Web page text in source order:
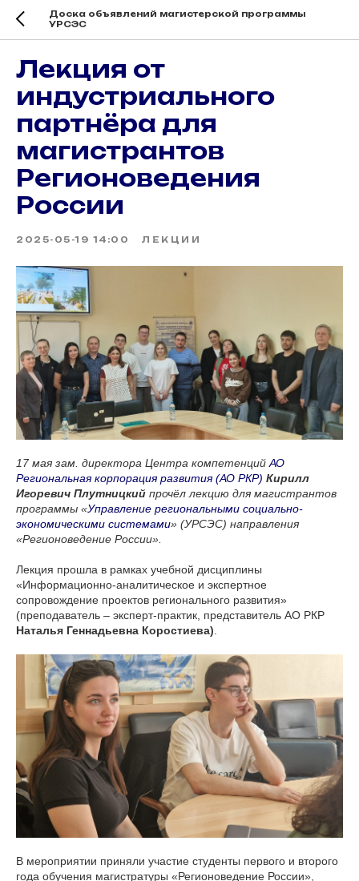
Доска объявлений магистерской программы
УРСЭС
Лекция от
индустриального
партнёра для
магистрантов
Регионоведения
России
2025-05-19 14:00 ЛЕКЦИИ
17 мая зам. директора Центра компетенций АО
Региональная корпорация развития (АО РКР) Кирилл
Игоревич Плутницкий прочёл лекцию для магистрантов
программы «Управление региональными социально-
экономическими системами» (УРСЭС) направления
«Регионоведение России».
Лекция прошла в рамках учебной дисциплины
«Информационно-аналитическое и экспертное
сопровождение проектов регионального развития»
(преподаватель – эксперт-практик, представитель АО РКР
Наталья Геннадьевна Коростиева)
В мероприятии приняли участие студенты первого и второго
года обучения магистратуры «Регионоведение России»,